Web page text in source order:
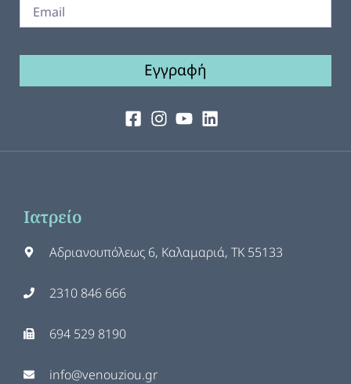
Εγγραφή
Ιατρείο
Αδριανουπόλεως 6, Καλαμαριά, ΤΚ 55133
2310 846 666
694 529 8190
info@venouziou.gr